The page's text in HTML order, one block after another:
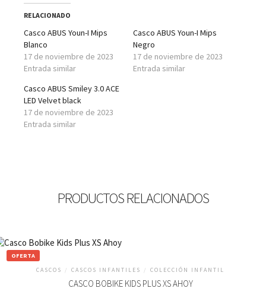
RELACIONADO
Casco ABUS Youn-I Mips
Blanco
17 de noviembre de 2023
Entrada similar
Casco ABUS Youn-I Mips
Negro
17 de noviembre de 2023
Entrada similar
Casco ABUS Smiley 3.0 ACE
LED Velvet black
17 de noviembre de 2023
Entrada similar
PRODUCTOS RELACIONADOS
OFERTA
CASCOS
/ CASCOS INFANTILES / COLECCIÓN INFANTIL
CASCO BOBIKE KIDS PLUS XS AHOY